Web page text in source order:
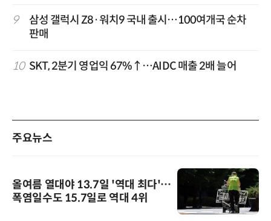
9
삼성 갤럭시 Z8·워치9 국내 출시…100여개국 순차
판매
10 SKT, 2분기 영업익 67%↑…AIDC 매출 2배 늘어
주요뉴스
올여름 열대야 13.7일 '역대 최다'…
폭염일수도 15.7일로 역대 4위